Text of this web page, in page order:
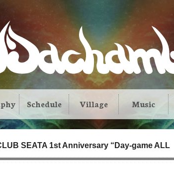
Schedule Village Music
SEATA 1st Anniversary “Day-game ALL